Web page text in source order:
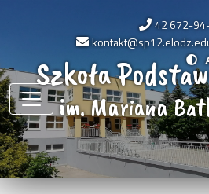
42 672-
Szkoła
im. Mariana